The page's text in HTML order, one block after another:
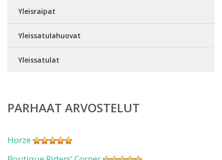
Yleisraipat
Yleissatulahuovat
Yleissatulat
PARHAAT ARVOSTELUT
Horze